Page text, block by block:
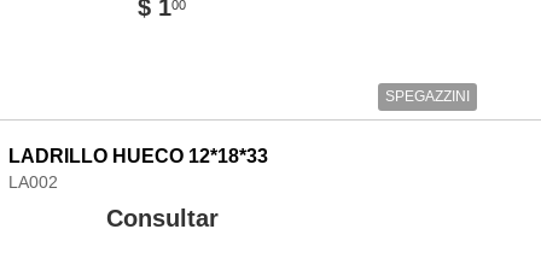
SPEGAZZINI
$ 100
LADRILLO HUECO 12*18*33
LA002
Consultar